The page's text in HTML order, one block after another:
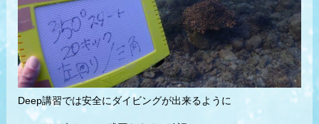
Deep講習では安全にダイビングが出来るように